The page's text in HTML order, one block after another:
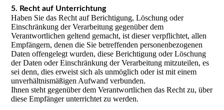
5. Recht auf Unterrichtung
Haben Sie das Recht auf Berichtigung, Löschung oder
Einschränkung der Verarbeitung gegenüber dem
Verantwortlichen geltend gemacht, ist dieser verpflichtet, allen
Empfängern, denen die Sie betreffenden personenbezogenen
Daten offengelegt wurden, diese Berichtigung oder Löschung
der Daten oder Einschränkung der Verarbeitung mitzuteilen, es
sei denn, dies erweist sich als unmöglich oder ist mit einem
unverhältnismäßigen Aufwand verbunden.
Ihnen steht gegenüber dem Verantwortlichen das Recht zu, über
diese Empfänger unterrichtet zu werden.